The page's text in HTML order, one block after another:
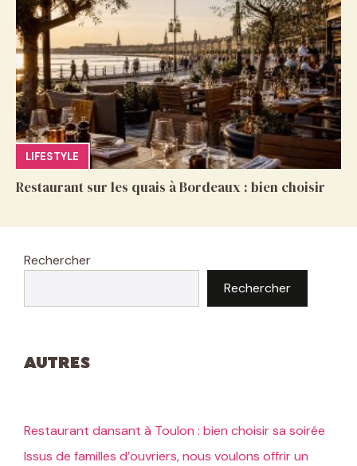
LIFESTYLE
Restaurant sur les quais à Bordeaux : bien choisir
Rechercher
Rechercher
Autres
Restaurant dansant à Toulon : bien choisir sa soirée
Issus de familles d’ouvriers, nous voulons offrir un